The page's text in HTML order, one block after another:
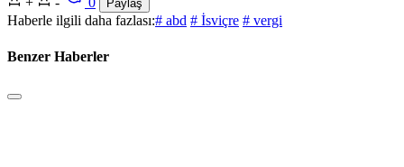
Paylaş
Haberle ilgili daha fazlası:# abd # İsviçre # vergi
Benzer Haberler